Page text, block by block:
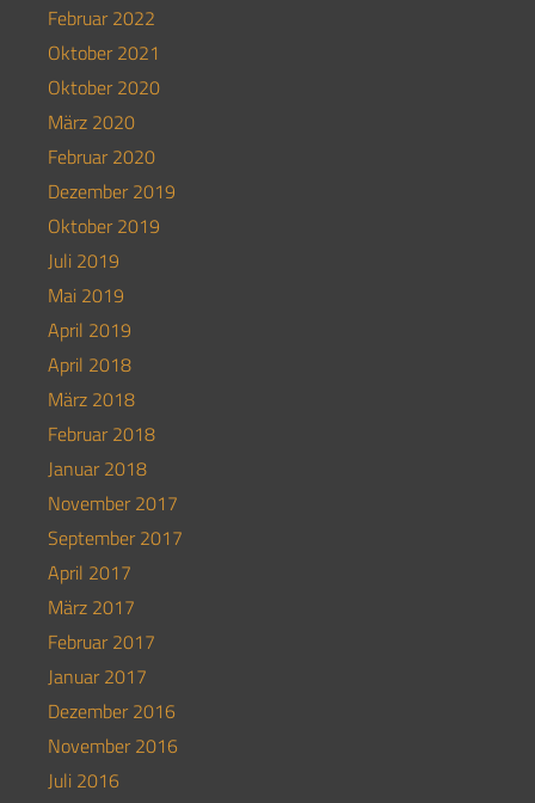
Februar 2022
Oktober 2021
Oktober 2020
März 2020
Februar 2020
Dezember 2019
Oktober 2019
Juli 2019
Mai 2019
April 2019
April 2018
März 2018
Februar 2018
Januar 2018
November 2017
September 2017
April 2017
März 2017
Februar 2017
Januar 2017
Dezember 2016
November 2016
Juli 2016